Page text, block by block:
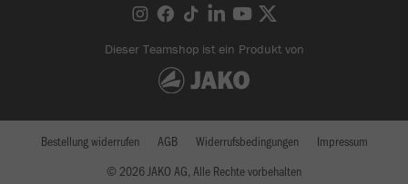
Dieser Teamshop ist ein Produkt von
© 2026 JAKO AG, Alle Rechte vorbehalten
Bestellung widerrufen AGB Widerrufsbedingungen Impressum